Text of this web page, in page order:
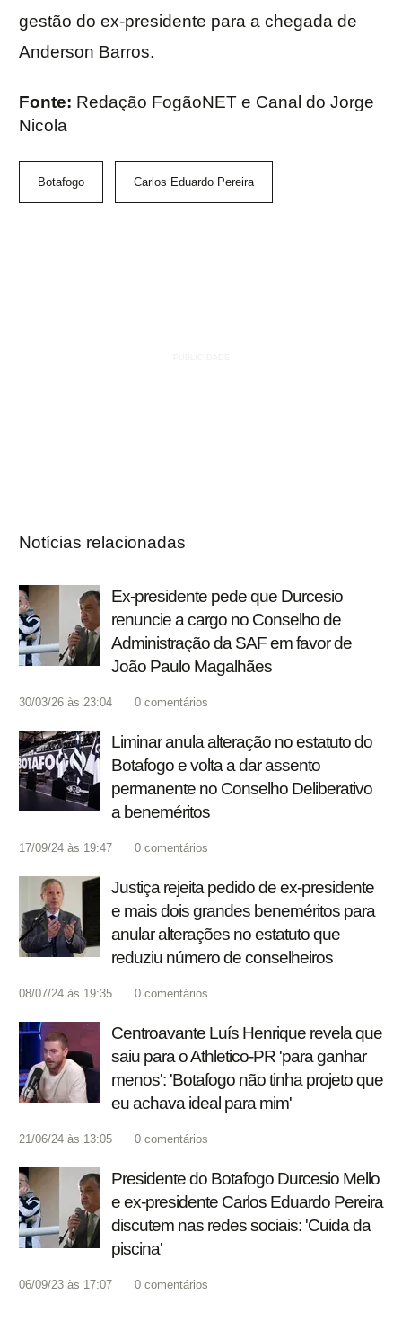
gestão do ex-presidente para a chegada de
Anderson Barros.
Fonte: Redação FogãoNET e Canal do Jorge
Nicola
Botafogo Carlos Eduardo Pereira
Notícias relacionadas
Ex-presidente pede que Durcesio
renuncie a cargo no Conselho de
Administração da SAF em favor de
João Paulo Magalhães
30/03/26 às 23:04 0 comentários
Liminar anula alteração no estatuto do
Botafogo e volta a dar assento
permanente no Conselho Deliberativo
a beneméritos
17/09/24 às 19:47 0 comentários
Justiça rejeita pedido de ex-presidente
e mais dois grandes beneméritos para
anular alterações no estatuto que
reduziu número de conselheiros
08/07/24 às 19:35 0 comentários
Centroavante Luís Henrique revela que
saiu para o Athletico-PR 'para ganhar
menos': 'Botafogo não tinha projeto que
eu achava ideal para mim'
21/06/24 às 13:05 0 comentários
Presidente do Botafogo Durcesio Mello
e ex-presidente Carlos Eduardo Pereira
discutem nas redes sociais: 'Cuida da
piscina'
06/09/23 às 17:07 0 comentários